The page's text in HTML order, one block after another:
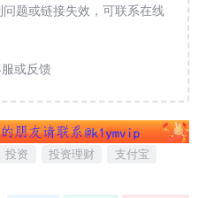
题或链接失效，可联系在线
或反馈
投资 投资理财
支付宝